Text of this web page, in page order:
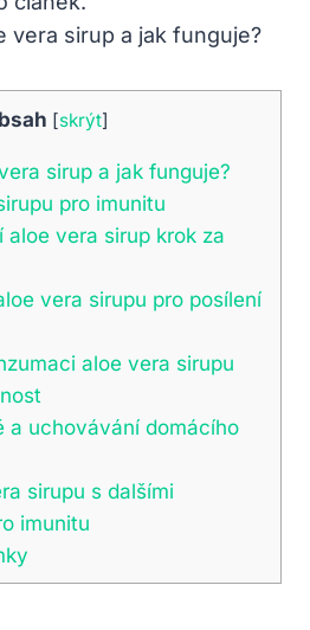
[skrýt]
sirup a jak funguje?
pro imunitu
vera sirup krok za
vera sirupu pro posílení
aloe vera sirupu
a uchovávání domácího
sirupu s dalšími
imunitu